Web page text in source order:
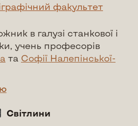
факультет
в галузі станкової і
учень професорів
та Софії Налепінської-
Світлини